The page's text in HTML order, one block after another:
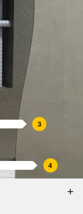
3
4